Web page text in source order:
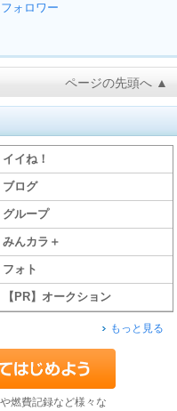
フォロワー
ページの先頭へ ▲
イイね！
ブログ
グループ
みんカラ＋
フォト
【PR】オークション
もっと見る
燃費記録など様々な